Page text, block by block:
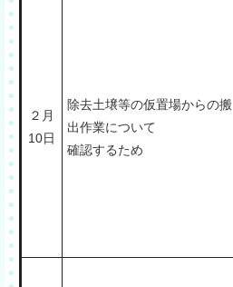
２月
10日
除去土壌等の仮置場からの搬
出作業について
確認するため